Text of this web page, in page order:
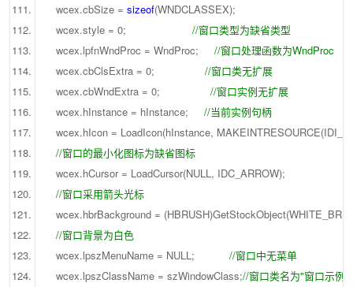
wcex.cbSize =sizeof(WNDCLASSEX);
wcex.style = 0;//窗口类型为缺省类型
wcex.lpfnWndProc = WndProc;//窗口处理函数为WndProc
wcex.cbClsExtra = 0;//窗口类无扩展
wcex.cbWndExtra = 0;//窗口实例无扩展
wcex.hInstance = hInstance;//当前实例句柄
wcex.hIcon = LoadIcon(hInstance,
//窗口的最小化图标为缺省图标
wcex.hCursor = LoadCursor(NULL, IDC_ARROW);
//窗口采用箭头光标
wcex.hbrBackground =
//窗口背景为白色
wcex.lpszMenuName = NULL;//窗口中无菜单
wcex.lpszClassName = szWindowClass;//窗口类名为"窗口示例"